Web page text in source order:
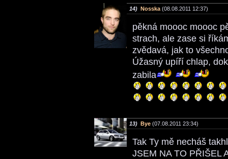
14) Nosska (08.08.2011 12:37)
pěkná moooc moooc
strach, ale zase si
zvědavá, jak to
Úžasný upíří chlap,
zabila
13) Bye (07.08.2011 23:34)
Tak Ty mě necháš
JSEM NA TO PŘIŠEL